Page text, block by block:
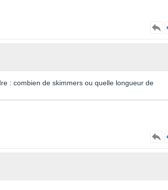
: combien de skimmers ou quelle longueur de